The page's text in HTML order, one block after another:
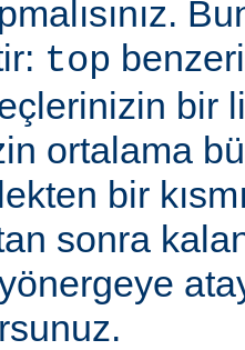
top
bir
ortalama
bir
sonra